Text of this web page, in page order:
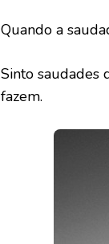
Quando a
Sinto saudades
fazem.